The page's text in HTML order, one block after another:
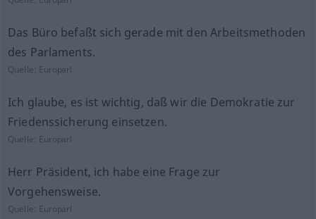
Das Büro befaßt sich gerade mit den Arbeitsmethoden
des Parlaments.
Quelle: Europarl
Ich glaube, es ist wichtig, daß wir die Demokratie zur
Friedenssicherung einsetzen.
Quelle: Europarl
Herr Präsident, ich habe eine Frage zur
Vorgehensweise.
Quelle: Europarl